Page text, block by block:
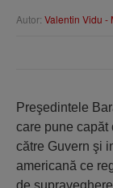
Autor: Valentin Vidu -
Preşedintele
care pune capăt
către Guvern şi
americană ce
de